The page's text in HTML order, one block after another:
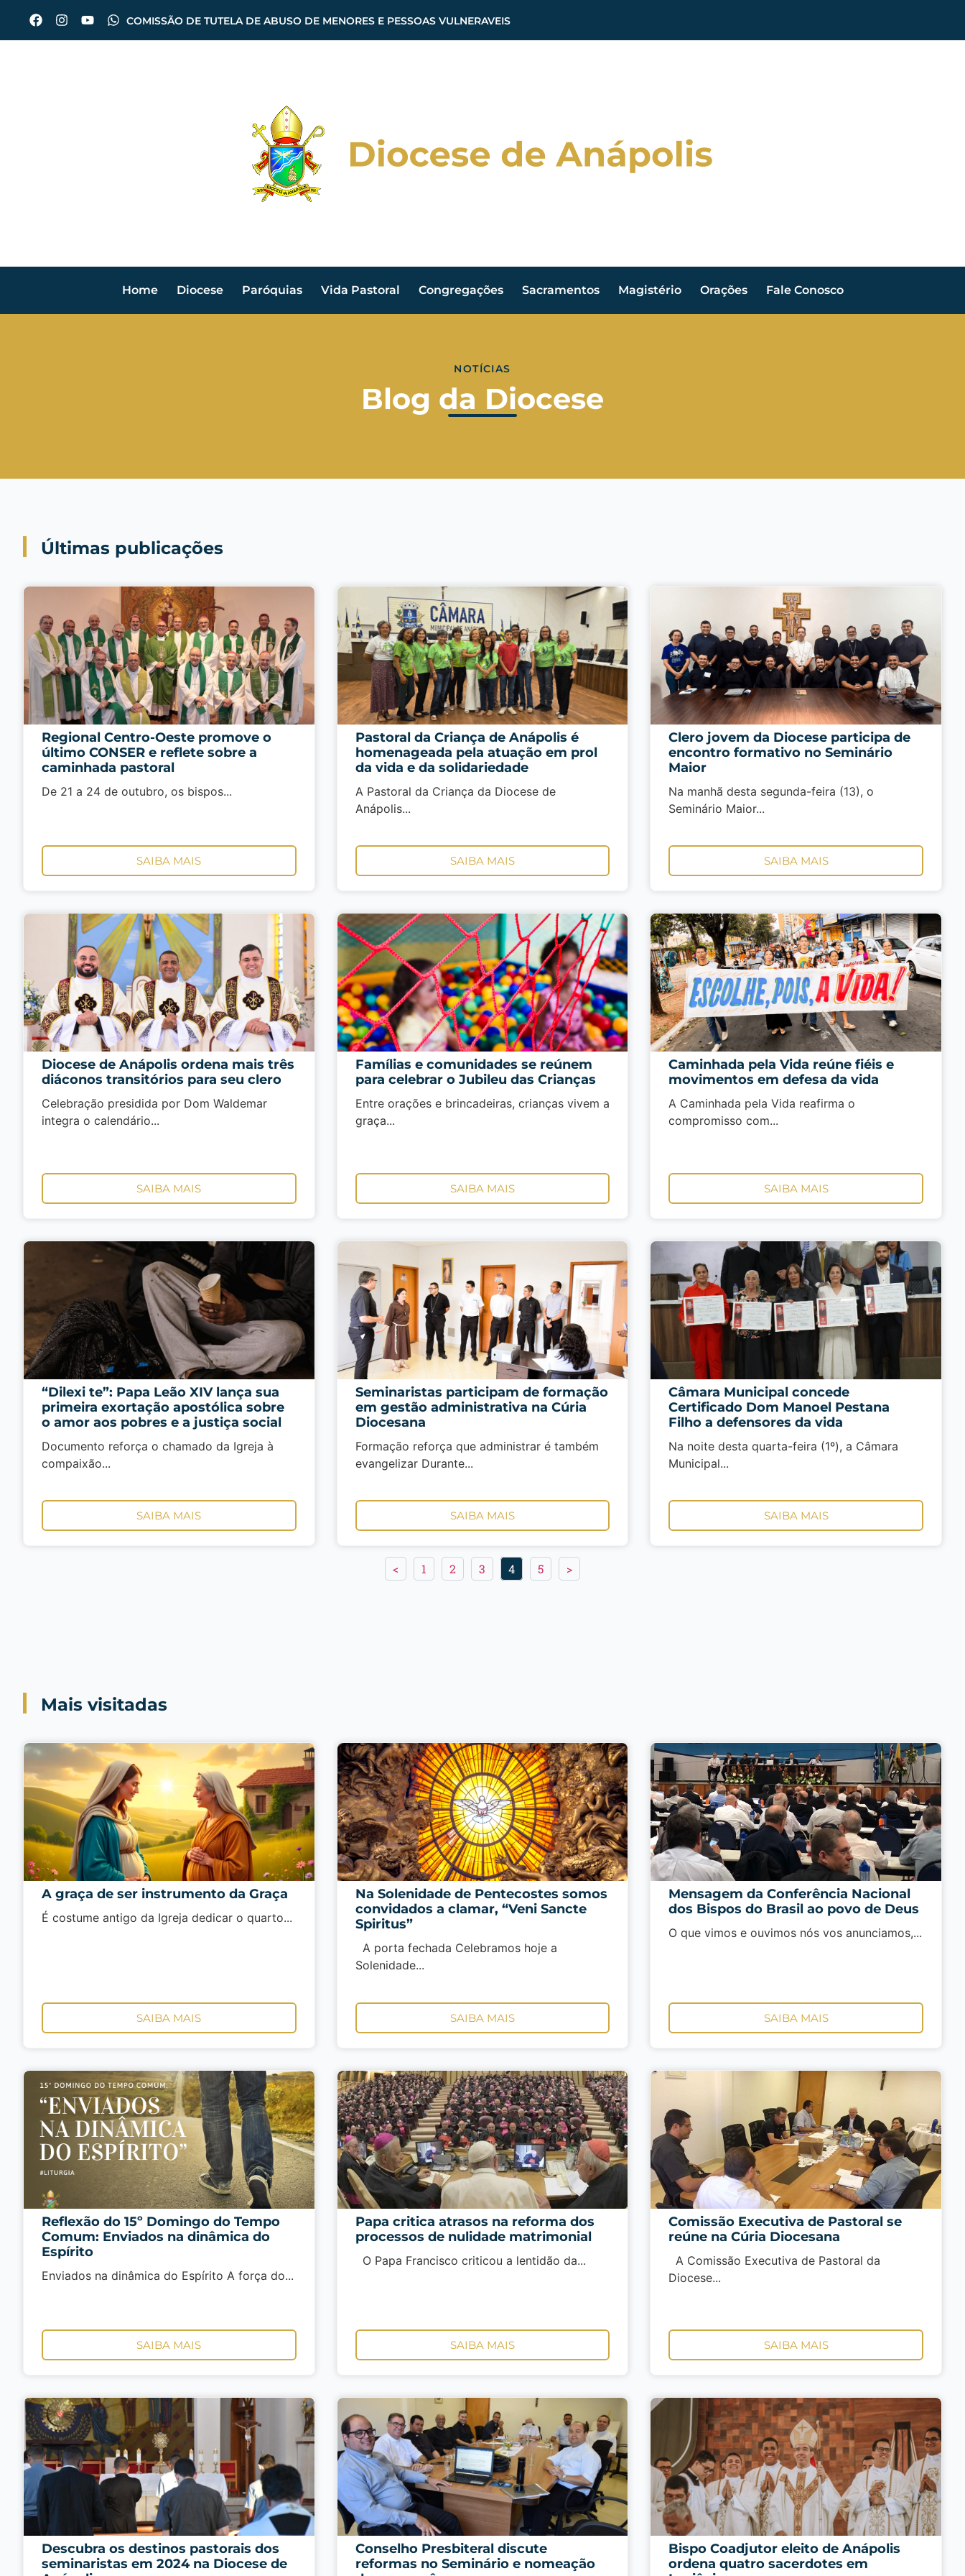
COMISSÃO DE TUTELA DE ABUSO DE MENORES E PESSOAS VULNERAVEIS
Home Diocese Paróquias Vida Pastoral Congregações Sacramentos Magistério Orações Fale Conosco
NOTÍCIAS
Blog da Diocese
Últimas publicações
Regional Centro-Oeste promove o
último CONSER e reflete sobre a
caminhada pastoral
De 21 a 24 de outubro, os bispos...
SAIBA MAIS
Pastoral da Criança de Anápolis é
homenageada pela atuação em prol
da vida e da solidariedade
A Pastoral da Criança da Diocese de
Anápolis...
SAIBA MAIS
Clero jovem da Diocese participa de
encontro formativo no Seminário
Maior
Na manhã desta segunda-feira (13), o
Seminário Maior...
SAIBA MAIS
Diocese de Anápolis ordena mais três
diáconos transitórios para seu clero
Celebração presidida por Dom Waldemar
integra o calendário...
SAIBA MAIS
Famílias e comunidades se reúnem
para celebrar o Jubileu das Crianças
Entre orações e brincadeiras, crianças vivem a
graça...
SAIBA MAIS
Caminhada pela Vida reúne fiéis e
movimentos em defesa da vida
A Caminhada pela Vida reafirma o
compromisso com...
SAIBA MAIS
“Dilexi te”: Papa Leão XIV lança sua
primeira exortação apostólica sobre
o amor aos pobres e a justiça social
Documento reforça o chamado da Igreja à
compaixão...
SAIBA MAIS
Seminaristas participam de formação
em gestão administrativa na Cúria
Diocesana
Formação reforça que administrar é também
evangelizar Durante...
SAIBA MAIS
Câmara Municipal concede
Certificado Dom Manoel Pestana
Filho a defensores da vida
Na noite desta quarta-feira (1º), a Câmara
Municipal...
SAIBA MAIS
< 1 2 3 4 5 >
Mais visitadas
A graça de ser instrumento da Graça
É costume antigo da Igreja dedi­car o quarto...
SAIBA MAIS
Na Solenidade de Pentecostes somos
convidados a clamar, “Veni Sancte
Spiritus”
A porta fechada Celebramos hoje a
Solenidade...
SAIBA MAIS
Mensagem da Conferência Nacional
dos Bispos do Brasil ao povo de Deus
O que vimos e ouvimos nós vos anunciamos,...
SAIBA MAIS
Reflexão do 15º Domingo do Tempo
Comum: Enviados na dinâmica do
Espírito
Enviados na dinâmica do Espírito A força do...
SAIBA MAIS
Papa critica atrasos na reforma dos
processos de nulidade matrimonial
O Papa Francisco criticou a lentidão da...
SAIBA MAIS
Comissão Executiva de Pastoral se
reúne na Cúria Diocesana
A Comissão Executiva de Pastoral da
Diocese...
SAIBA MAIS
Descubra os destinos pastorais dos
seminaristas em 2024 na Diocese de
Conselho Presbiteral discute
reformas no Seminário e nomeação
Bispo Coadjutor eleito de Anápolis
ordena quatro sacerdotes em